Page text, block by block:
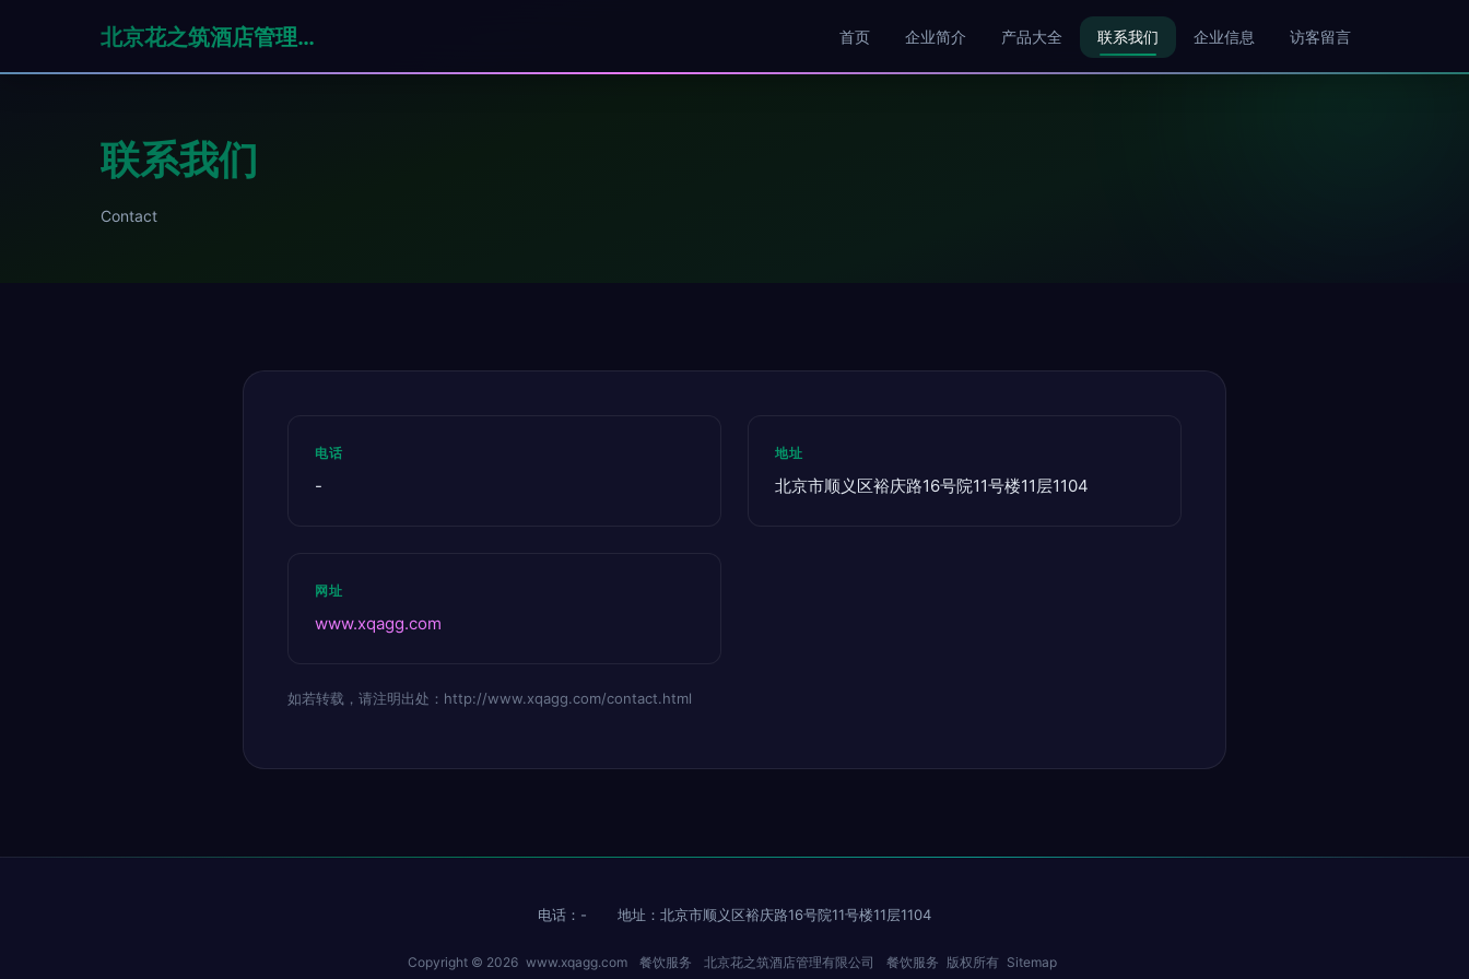
北京花之筑酒店管理有限公司 首页 企业简介 产品大全 联系我们 企业信息 访客留言
联系我们
Contact
电话
-
地址
北京市顺义区裕庆路16号院11号楼11层1104
网址
www.xqagg.com
如若转载，请注明出处：http://www.xqagg.com/contact.html
电话：- 地址：北京市顺义区裕庆路16号院11号楼11层1104
Copyright © 2026 www.xqagg.com 餐饮服务 北京花之筑酒店管理有限公司 餐饮服务 版权所有 Sitemap